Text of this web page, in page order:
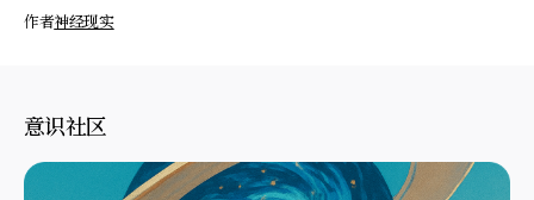
作者神经现实
意识社区